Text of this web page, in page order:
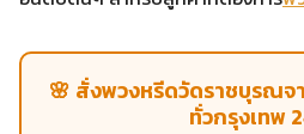
🌸 สั่งพวงหรีดวัดราชบุรณ
ทั่วกรุงเทพ